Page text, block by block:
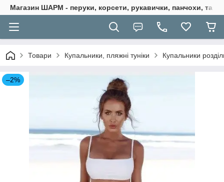
Магазин ШАРМ - перуки, корсети, рукавички, панчохи, та
Товари Купальники, пляжні туніки Купальники
–2%